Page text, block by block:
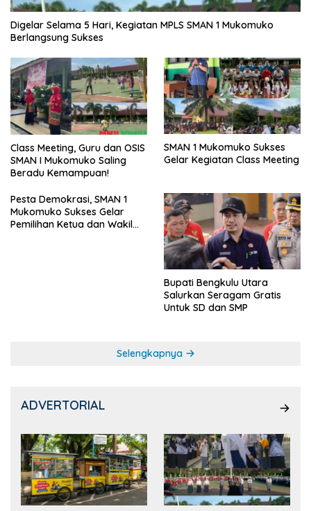
Digelar Selama 5 Hari, Kegiatan MPLS SMAN 1 Mukomuko
Berlangsung Sukses
Class Meeting, Guru dan OSIS
SMAN I Mukomuko Saling
Beradu Kemampuan!
SMAN 1 Mukomuko Sukses
Gelar Kegiatan Class Meeting
Pesta Demokrasi, SMAN 1
Mukomuko Sukses Gelar
Pemilihan Ketua dan Wakil
Bupati Bengkulu Utara
Salurkan Seragam Gratis
Untuk SD dan SMP
Selengkapnya
ADVERTORIAL